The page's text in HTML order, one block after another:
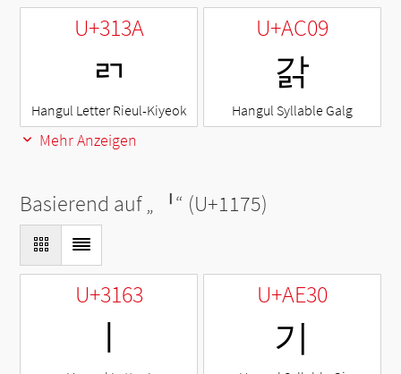
U+313A
ㄺ
Hangul Letter Rieul-Kiyeok
U+AC09
갉
Hangul Syllable Galg
Mehr Anzeigen
Basierend auf „ ᅵ“ (U+1175)
U+3163
ㅣ
U+AE30
기